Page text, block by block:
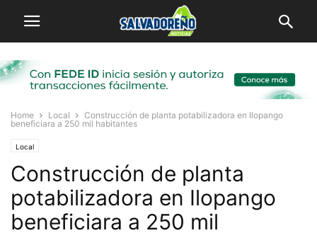
Home Local
Construcción de planta potabilizadora en Ilopango
beneficiara a 250 mil habitantes
Local
Construcción de planta
potabilizadora en Ilopango
beneficiara a 250 mil